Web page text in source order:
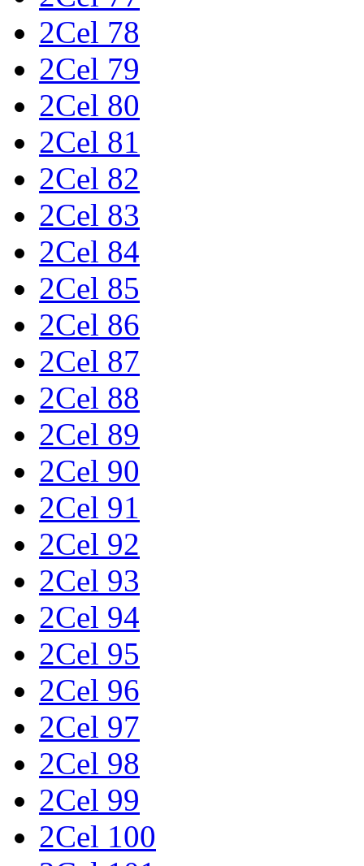
2Cel 78
2Cel 79
2Cel 80
2Cel 81
2Cel 82
2Cel 83
2Cel 84
2Cel 85
2Cel 86
2Cel 87
2Cel 88
2Cel 89
2Cel 90
2Cel 91
2Cel 92
2Cel 93
2Cel 94
2Cel 95
2Cel 96
2Cel 97
2Cel 98
2Cel 99
2Cel 100